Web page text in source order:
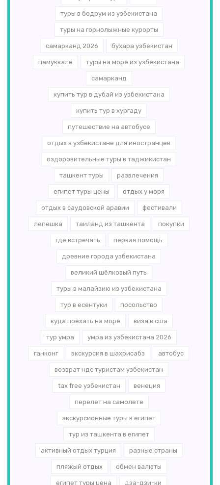
туры в бодрум из узбекистана
туры на горнолыжные курорты
самарканд 2026 бухара узбекистан
памуккале туры на море из узбекистана
самарканд
купить тур в дубай из узбекистана
купить тур в хургаду
путешествие на автобусе
отдых в узбекистане для иностранцев
оздоровительные туры в таджикистан
ташкент туры развлечения
египет туры цены отдых у моря
отдых в саудовской аравии фестивали
лепешка таиланд из ташкента покупки
где встречать первая помощь
древние города узбекистана
великий шёлковый путь
туры в малайзию из узбекистана
тур в есентуки посольство
куда поехать на море виза в сша
тур умра умра из узбекистана 2026
ганконг экскурсия в шахрисабз автобус
возврат ндс туристам узбекистан
tax free узбекистан венеция
перелет на самолете
экскурсионные туры в египет
тур из ташкента в египет
активный отдых турция разные страны
пляжый отдых обмен валюты
египет туры цена дза-дзи-ки